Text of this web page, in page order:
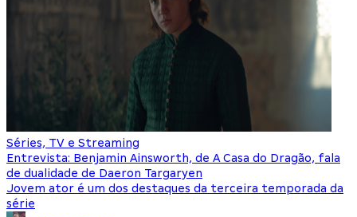
Séries, TV e Streaming
Entrevista: Benjamin Ainsworth, de A Casa do Dragão, fala
de dualidade de Daeron Targaryen
Jovem ator é um dos destaques da terceira temporada da
série